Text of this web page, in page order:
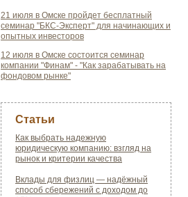
21 июля в Омске пройдет бесплатный
семинар "БКС-Эксперт" для начинающих и
опытных инвесторов
12 июля в Омске состоится семинар
компании "Финам" - "Как зарабатывать на
фондовом рынке"
Статьи
Как выбрать надежную
юридическую компанию: взгляд на
рынок и критерии качества
Вклады для физлиц — надёжный
способ сбережений с доходом до